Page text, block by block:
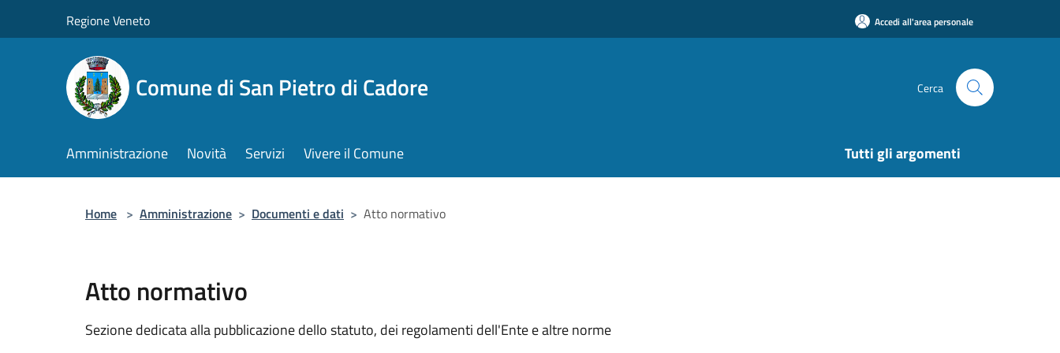
Regione Veneto Accedi all'area personale
Comune di San Pietro di Cadore Cerca
Amministrazione Novità Servizi Vivere il Comune Tutti gli argomenti
Home > Amministrazione > Documenti e dati > Atto normativo
Atto normativo
Sezione dedicata alla pubblicazione dello statuto, dei regolamenti dell'Ente e altre norme